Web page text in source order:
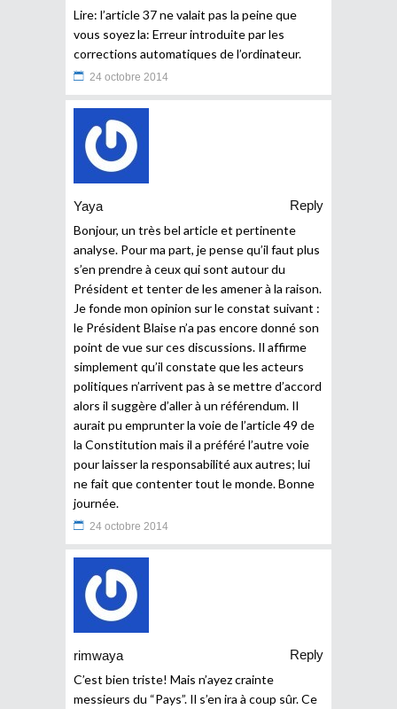
Lire: l’article 37 ne valait pas la peine que
vous soyez la: Erreur introduite par les
corrections automatiques de l’ordinateur.
24 octobre 2014
Yaya
Reply
Bonjour, un très bel article et pertinente
analyse. Pour ma part, je pense qu’il faut plus
s’en prendre à ceux qui sont autour du
Président et tenter de les amener à la raison.
Je fonde mon opinion sur le constat suivant :
le Président Blaise n’a pas encore donné son
point de vue sur ces discussions. Il affirme
simplement qu’il constate que les acteurs
politiques n’arrivent pas à se mettre d’accord
alors il suggère d’aller à un référendum. Il
aurait pu emprunter la voie de l’article 49 de
la Constitution mais il a préféré l’autre voie
pour laisser la responsabilité aux autres; lui
ne fait que contenter tout le monde. Bonne
journée.
24 octobre 2014
rimwaya
Reply
C’est bien triste! Mais n’ayez crainte
messieurs du “Pays”. Il s’en ira à coup sûr. Ce